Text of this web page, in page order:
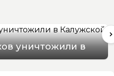
уничтожили в